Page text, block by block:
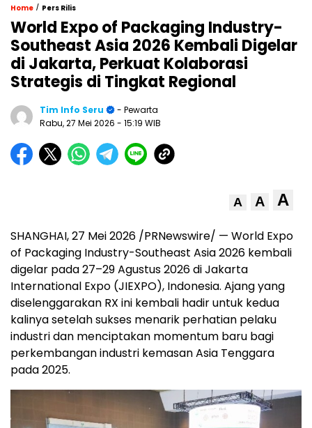
Home / Pers Rilis
World Expo of Packaging Industry-
Southeast Asia 2026 Kembali Digelar
di Jakarta, Perkuat Kolaborasi
Strategis di Tingkat Regional
Tim Info Seru
- Pewarta
Rabu, 27 Mei 2026 - 15:19 WIB
A A A
SHANGHAI, 27 Mei 2026 /PRNewswire/ — World Expo
of Packaging Industry-Southeast Asia 2026 kembali
digelar pada 27–29 Agustus 2026 di Jakarta
International Expo (JIEXPO), Indonesia. Ajang yang
diselenggarakan RX ini kembali hadir untuk kedua
kalinya setelah sukses menarik perhatian pelaku
industri dan menciptakan momentum baru bagi
perkembangan industri kemasan Asia Tenggara
pada 2025.